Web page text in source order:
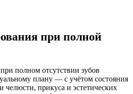
при полной
полном отсутствии зубов
плану — с учётом состояния
челюсти, прикуса и эстетических